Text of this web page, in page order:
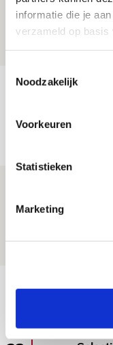
informatie die je
verzameld op basis
Noodzakelijk
Voorkeuren
Statistieken
Marketing
aanwinsten
07 AUGUSTUS 2026 - 14:13
Volop
07 AUGUSTUS 2026 - 09:00
na rust: ‘De